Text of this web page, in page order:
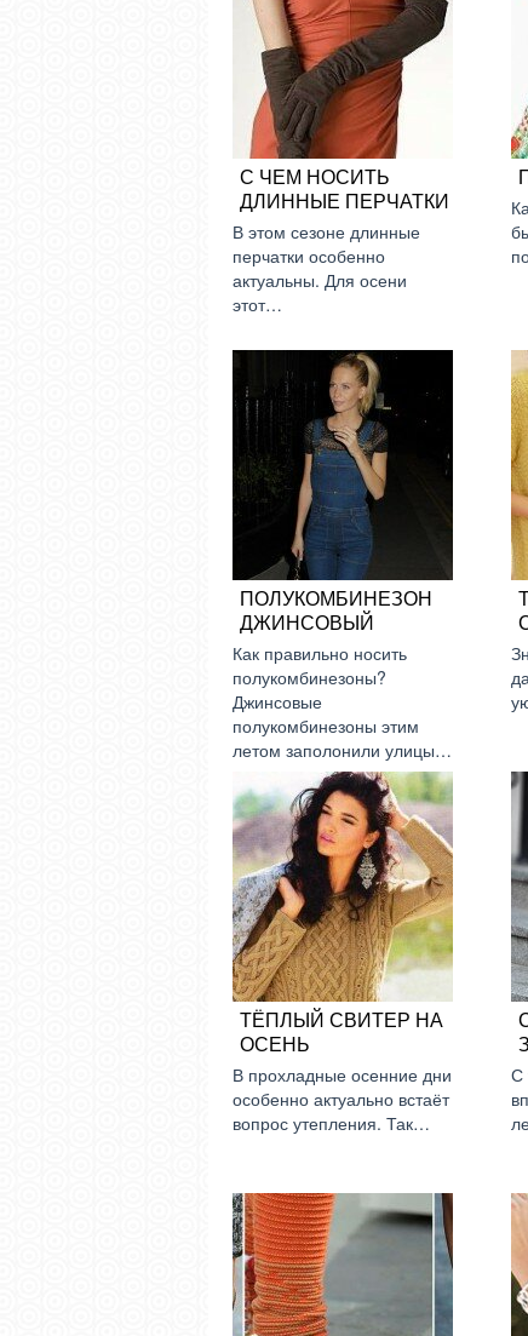
С ЧЕМ НОСИТЬ
ДЛИННЫЕ ПЕРЧАТКИ
В этом сезоне длинные
перчатки особенно
актуальны. Для осени
этот…
ПОЛУКОМБИНЕЗОН
ДЖИНСОВЫЙ
Как правильно носить
полукомбинезоны?
Джинсовые
полукомбинезоны этим
летом заполонили улицы…
ТЁПЛЫЙ СВИТЕР НА
ОСЕНЬ
В прохладные осенние дни
особенно актуально встаёт
вопрос утепления. Так…
С